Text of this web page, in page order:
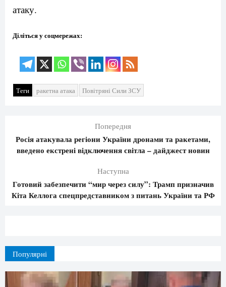
атаку.
Діліться у соцмережах:
Теги ракетна атака Повітряні Сили ЗСУ
Попередня
Росія атакувала регіони України дронами та ракетами,
введено екстрені відключення світла – дайджест новин
Наступна
Готовий забезпечити “мир через силу”: Трамп призначив
Кіта Келлога спецпредставником з питань України та РФ
Популярні